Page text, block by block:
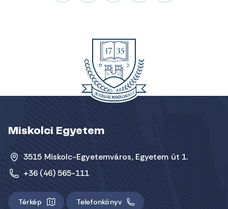
Miskolci Egyetem
3515 Miskolc-Egyetemváros, Egyetem út 1.
+36 (46) 565-111
Térkép Telefonkönyv